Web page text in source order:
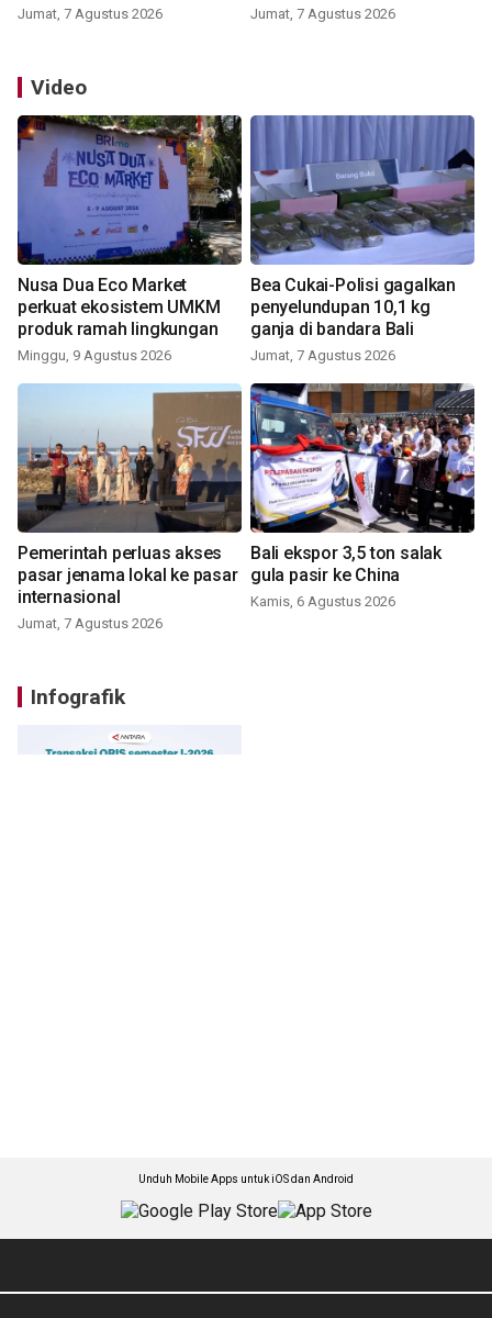
Jumat, 7 Agustus 2026 Jumat, 7 Agustus 2026
Video
Nusa Dua Eco Market
perkuat ekosistem UMKM
produk ramah lingkungan
Minggu, 9 Agustus 2026
Bea Cukai-Polisi gagalkan
penyelundupan 10,1 kg
ganja di bandara Bali
Jumat, 7 Agustus 2026
Pemerintah perluas akses
pasar jenama lokal ke pasar
internasional
Jumat, 7 Agustus 2026
Bali ekspor 3,5 ton salak
gula pasir ke China
Kamis, 6 Agustus 2026
Infografik
Unduh Mobile Apps untuk iOS dan Android